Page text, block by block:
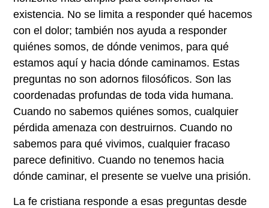
existencia. No se limita a responder qué hacemos
con el dolor; también nos ayuda a responder
quiénes somos, de dónde venimos, para qué
estamos aquí y hacia dónde caminamos. Estas
preguntas no son adornos filosóficos. Son las
coordenadas profundas de toda vida humana.
Cuando no sabemos quiénes somos, cualquier
pérdida amenaza con destruirnos. Cuando no
sabemos para qué vivimos, cualquier fracaso
parece definitivo. Cuando no tenemos hacia
dónde caminar, el presente se vuelve una prisión.
La fe cristiana responde a esas preguntas desde